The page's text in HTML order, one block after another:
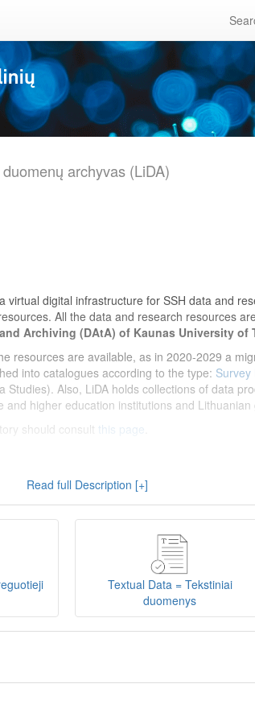
archyvas (LiDA)
virtual digital infrastructure for SSH data and
All the data and research resources
Archiving (DAtA) of Kaunas University of
resources are available, as in 2020-2029 a
into catalogues according to the type: Survey
Studies). Also, LiDA holds collections of data
higher education institutions and
should consult this page
yra virtuali skaitmeninė empirinių HSM
išteklių. Visi duomenų ir tyrimų ištekliai yra
analizės ir archyvavimo (DAtA)
prieinami, nes 2020-2029 m. vykdomas
Interviu duomenys
talpinami didelių nacionalinių projektų
mokslų duomenų rinkiniai (Kitų
talpyklos naudotojo vadovu.
Read full Description [+]
Textual Data = Tekstiniai
duomenys